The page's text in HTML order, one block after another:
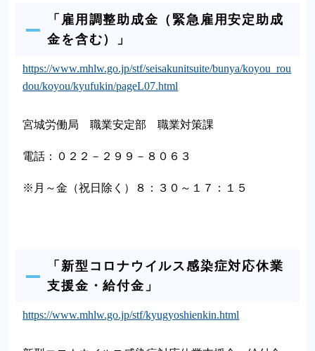
「雇用調整助成金（緊急雇用安定助成
金を含む）」
https://www.mhlw.go.jp/stf/seisakunitsuite/bunya/koyou_rou
dou/koyou/kyufukin/pageL07.html
宮城労働局 職業安定部 職業対策課
電話：０２２－２９９－８０６３
※月～金（祝日除く）８：３０～１７：１５
「新型コロナウイルス感染症対応休業
支援金・給付金」
https://www.mhlw.go.jp/stf/kyugyoshienkin.html